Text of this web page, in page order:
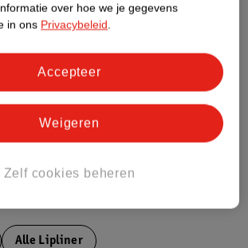
Impact Score.
Meer informatie
Alle Lipliner
over hoe we je gegevens
in ons Privacybeleid.
Zelf cookies beheren
Weigeren
Accepteer